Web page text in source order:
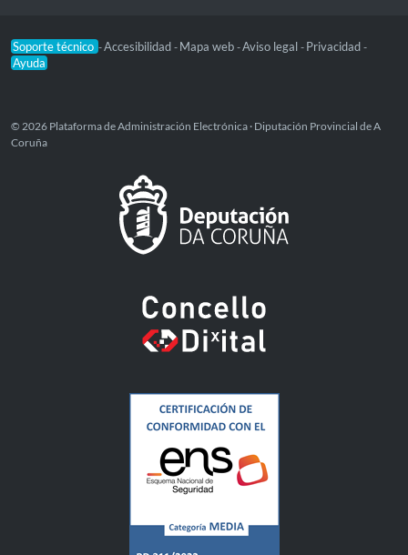
Soporte técnico -Accesibilidad - Mapa web -Aviso legal - Privacidad -
Ayuda
© 2026 Plataforma de Administración Electrónica · Diputación Provincial de A
Coruña